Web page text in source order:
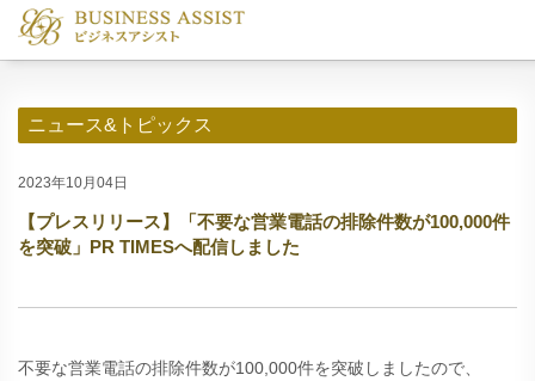
ニュース&トピックス
2023年10月04日
【プレスリリース】「不要な営業電話の排除件数が100,000件
を突破」PR TIMESへ配信しました
不要な営業電話の排除件数が100,000件を突破しましたので、